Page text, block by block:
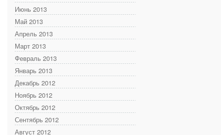
Июнь 2013
Май 2013
Апрель 2013
Март 2013
Февраль 2013
Январь 2013
Декабрь 2012
Ноябрь 2012
Октябрь 2012
Сентябрь 2012
Август 2012